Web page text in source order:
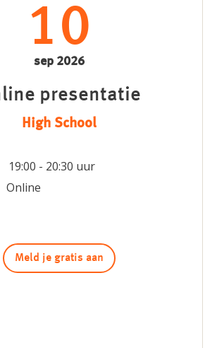
10
sep 2026
presentatie
High School
19:00 - 20:30 uur
Online
Meld je gratis aan